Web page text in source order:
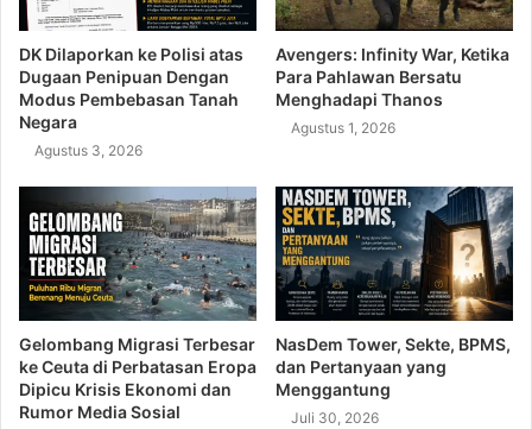
DK Dilaporkan ke Polisi atas
Dugaan Penipuan Dengan
Modus Pembebasan Tanah
Negara
Agustus 3, 2026
Avengers: Infinity War, Ketika
Para Pahlawan Bersatu
Menghadapi Thanos
Agustus 1, 2026
Gelombang Migrasi Terbesar
ke Ceuta di Perbatasan Eropa
Dipicu Krisis Ekonomi dan
Rumor Media Sosial
NasDem Tower, Sekte, BPMS,
dan Pertanyaan yang
Menggantung
Juli 30, 2026